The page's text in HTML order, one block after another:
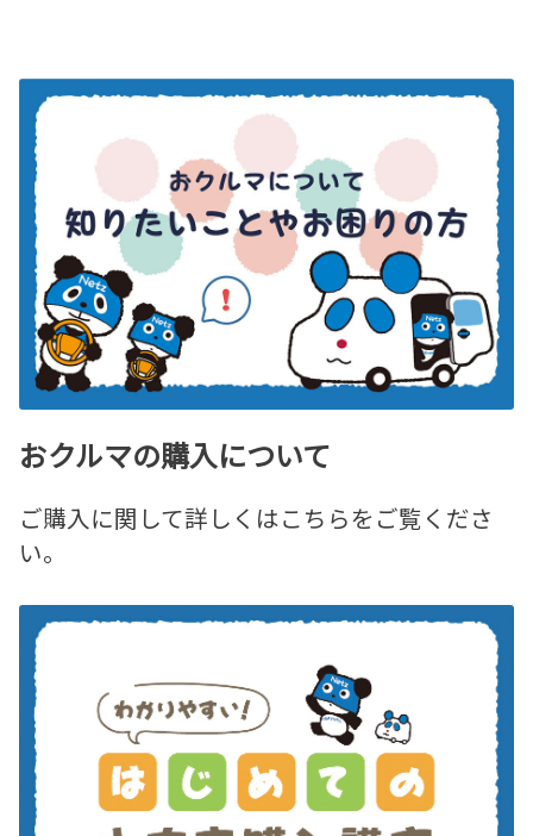
おクルマの購入について
ご購入に関して詳しくはこちらをご覧くださ
い。